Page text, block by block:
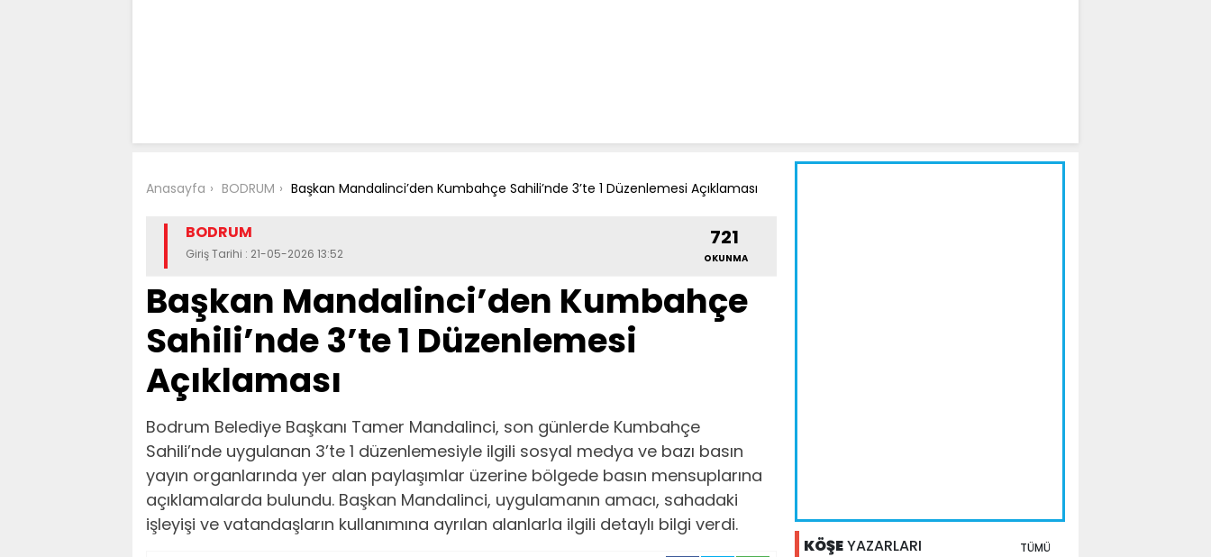
Anasayfa BODRUM Başkan Mandalinci’den Kumbahçe Sahili’nde 3’te 1 Düzenlemesi Açıklaması
BODRUM
Giriş Tarihi : 21-05-2026 13:52
721
OKUNMA
Başkan Mandalinci’den Kumbahçe
Sahili’nde 3’te 1 Düzenlemesi
Açıklaması
Bodrum Belediye Başkanı Tamer Mandalinci, son günlerde Kumbahçe
Sahili’nde uygulanan 3’te 1 düzenlemesiyle ilgili sosyal medya ve bazı basın
yayın organlarında yer alan paylaşımlar üzerine bölgede basın mensuplarına
açıklamalarda bulundu. Başkan Mandalinci, uygulamanın amacı, sahadaki
işleyişi ve vatandaşların kullanımına ayrılan alanlarla ilgili detaylı bilgi verdi.
KÖŞEYAZARLARI TÜMÜ